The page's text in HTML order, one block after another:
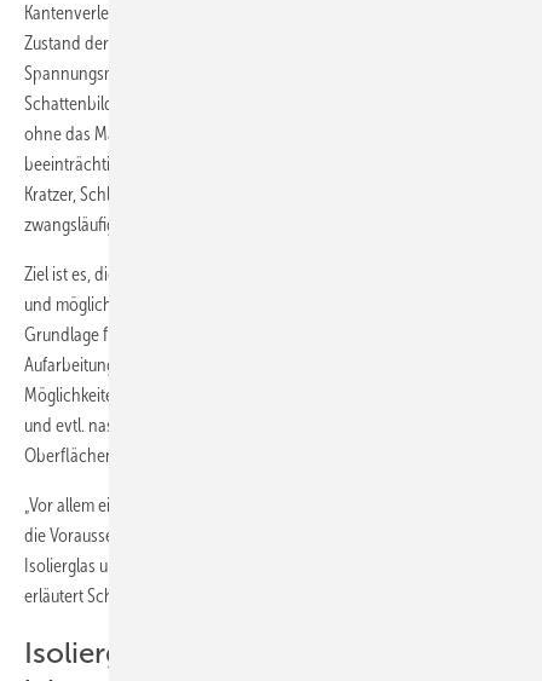
Kantenverletzungen, sondern auch innere Spannungen und den
Zustand der Glasoberfläche. Dies geschieht mit
Spannungsmessungen im polarisierten Licht und
Schattenbildprojektionen, die eine differenzierte Bewertung erlauben,
ohne das Material zu verändern. Wenn die Funktion nicht
beeinträchtigt wird, sind optische Alterungsspuren wie oberflächliche
Kratzer, Schlieren oder leichte Korrosionserscheinungen nicht
zwangsläufig Ausschlusskriterien.
Ziel ist es, die Wiederverwendbarkeit objektbezogen einzuschätzen
und mögliche Risiken frühzeitig zu erkennen. Die Bewertung bildet die
Grundlage für alle weiteren Entscheidungen. Die anschließende
Aufarbeitung der Verglasungen erfolgt unter Berücksichtigung aller
Möglichkeiten. Die Scheibenoberflächen werden schonend gereinigt
und evtl. nasschemisch so eingestellt, dass ein geeigneter
Oberflächenzustand für die weitere Verarbeitung entsteht.
„Vor allem ein sauberer, haftfähiger Rand ohne tiefergehende Risse ist
die Voraussetzung für die erfolgreiche Weiterverarbeitung zu
Isolierglas und auch für die langfristige Gebrauchstauglichkeit“,
erläutert Schanze.
Isolierglasbau: Schlank und